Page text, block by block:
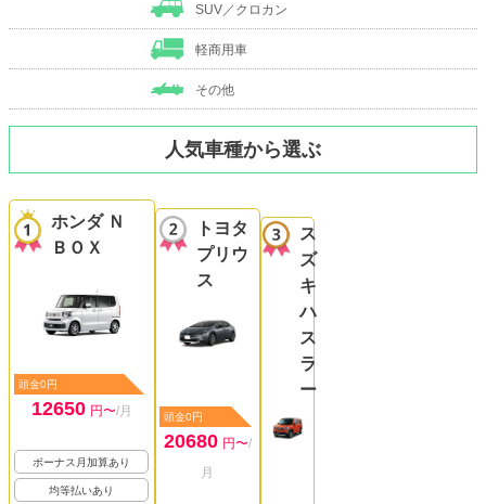
SUV／クロカン
軽商用車
その他
人気車種から選ぶ
ホンダ Ｎ
ＢＯＸ
頭金0円
12650 円〜/月
ボーナス月加算あり
均等払いあり
トヨタ
プリウ
ス
頭金0円
20680 円〜/
月
ス
ズ
キ
ハ
ス
ラ
ー